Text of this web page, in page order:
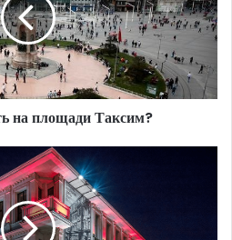
на площади Таксим?